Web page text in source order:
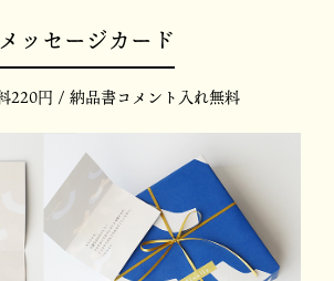
メッセージカード
220円 / 納品書コメント入れ無料